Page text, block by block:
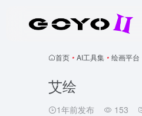
首页 • AI工具集 • 绘画平台
艾绘
1年前发布 153